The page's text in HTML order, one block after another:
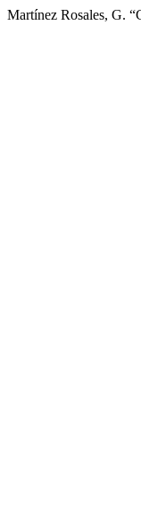
Martínez Rosales, G.